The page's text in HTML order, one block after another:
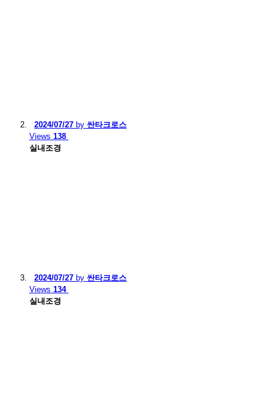
2024/07/27 by 싼타크로스
Views 138
실내조경
2024/07/27 by 싼타크로스
Views 134
실내조경